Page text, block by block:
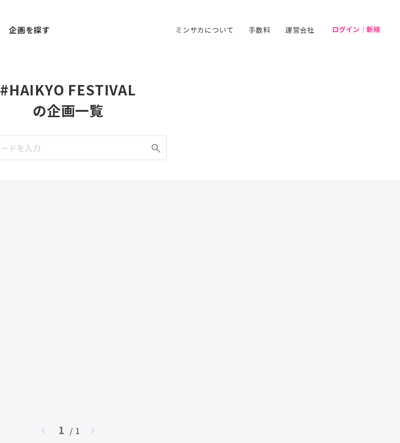
企画を探す ミンサカについて 手数料 運営会社 ログイン｜新規
#HAIKYO FESTIVAL
の企画一覧
search
chevron_left 1 / 1 chevron_right